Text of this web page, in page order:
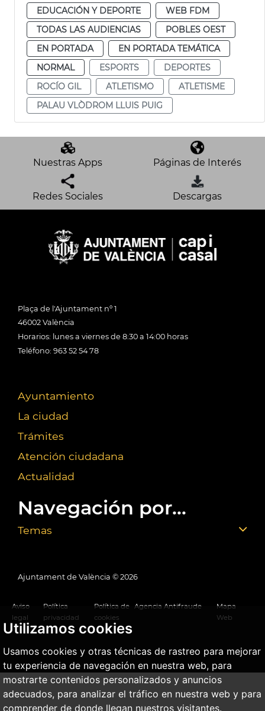
Utilizamos cookies
Usamos cookies y otras técnicas de rastreo para mejorar
tu experiencia de navegación en nuestra web, para
mostrarte contenidos personalizados y anuncios
adecuados, para analizar el tráfico en nuestra web y para
comprender de donde llegan nuestros visitantes.
EDUCACIÓN Y DEPORTE
WEB FDM
TODAS LAS AUDIENCIAS
POBLES OEST
EN PORTADA
EN PORTADA TEMÁTICA
NORMAL
ESPORTS
DEPORTES
ROCÍO GIL
ATLETISMO
ATLETISME
PALAU VLÒDROM LLUIS PUIG
Nuestras Apps Páginas de Interés
Redes Sociales Descargas
Plaça de l'Ajuntament nº 1
46002 València
Horarios: lunes a viernes de 8:30 a 14:00 horas
Teléfono: 963 52 54 78
Ayuntamiento
La ciudad
Trámites
Atención ciudadana
Actualidad
Navegación por...
Temas
Ajuntament de València © 2026
Aviso
legal
Política
privacidad
Política de
cookies
Agencia Antifraude
Mapa
Web